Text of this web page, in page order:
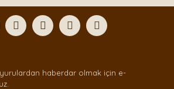
Yorum Yaz
tarafımıza iletebilirsiniz.
için teşekkür ederiz.
eksik bilgiler bulunuyor.
hatalar bulunuyor.
haberdar olmak için e-